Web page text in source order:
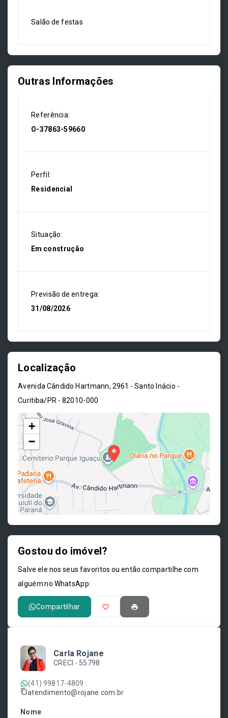
Salão de festas
Outras Informações
Referência:
O-37863-59660
Perfil:
Residencial
Situação:
Em construção
Previsão de entrega:
31/08/2026
Localização
Avenida Cândido Hartmann, 2961 - Santo Inácio -
Curitiba/PR - 82010-000
+
−
Gostou do imóvel?
Salve ele nos seus favoritos ou então compartilhe com
alguém no WhatsApp:
Compartilhar
Carla Rojane
CRECI - 55798
(41) 99817-4809
atendimento@rojane.com.br
Nome